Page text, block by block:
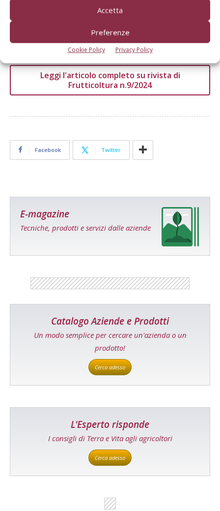
Accetta
Preferenze
Cookie Policy Privacy Policy
sperimentale rispetto a quelle aziendale. Questi dati molto
promettenti dovranno essere confermati nelle successive
annate al fine di completare la validazione del modello e del
sistema automatico per un periodo di lungo termine.
Leggi l'articolo completo su rivista di
Frutticoltura n.9/2024
Facebook Twitter
E-magazine
Tecniche, prodotti e servizi dalle aziende
Catalogo Aziende e Prodotti
Un modo semplice per cercare un'azienda o un
prodotto!
Cerca adesso
L'Esperto risponde
I consigli di Terra e Vita agli agricoltori
Cerca adesso